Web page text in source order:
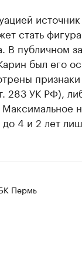
стать
В публичном
был его
283 УК РФ),
до 4 и 2 лет
Пермь